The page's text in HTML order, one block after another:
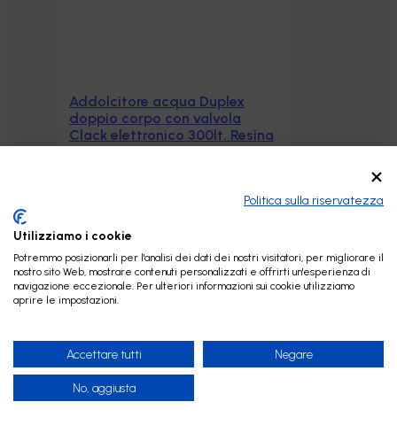
Aggiungi al carrello
Addolcitore acqua Duplex
doppio corpo con valvola
Clack elettronico 300lt. Resina
Politica sulla riservatezza
Utilizziamo i cookie
Potremmo posizionarli per l'analisi dei dati dei nostri visitatori, per migliorare il
nostro sito Web, mostrare contenuti personalizzati e offrirti un'esperienza di
navigazione eccezionale. Per ulteriori informazioni sui cookie utilizziamo
aprire le impostazioni.
Accettare tutti Negare
No, aggiusta